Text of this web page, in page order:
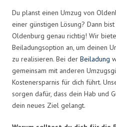
Du planst einen Umzug von
einer günstigen Lösung? Dann
Oldenburg genau richtig! Wir
Beiladungsoption an, um deinen
zu realisieren. Bei der Beiladung
gemeinsam mit anderen
Kostenersparnis für dich führt.
sorgen dafür, dass dein Hab und
dein neues Ziel gelangt.